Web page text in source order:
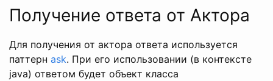
Получение ответа от Актора
Для получения от актора ответа используется
паттерн ask. При его использовании (в контексте
java) ответом будет объект класса